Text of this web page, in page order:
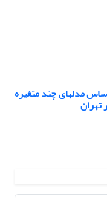
بهینه‎سازی سبد سرمایه گذاری سهام بر اساس مدل‎های چند متغیره